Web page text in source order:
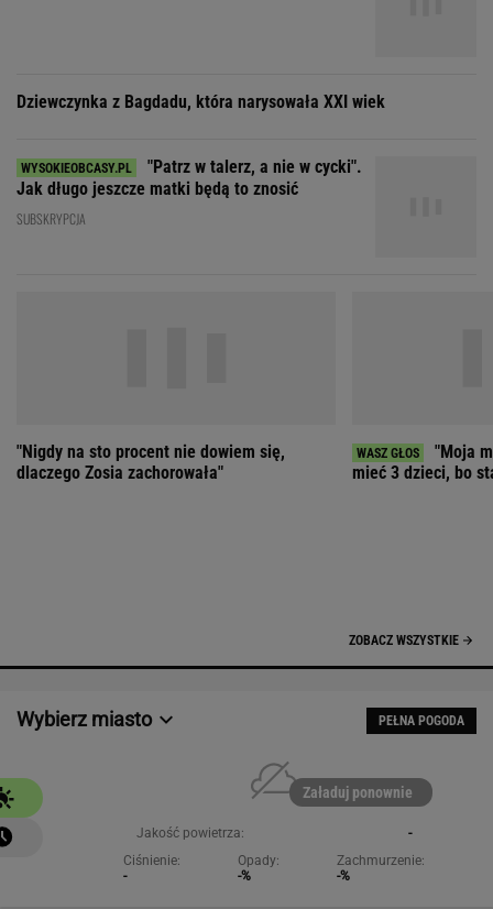
Dziewczynka z Bagdadu, która narysowała XXI wiek
"Patrz w talerz, a nie w cycki".
Jak długo jeszcze matki będą to znosić
SUBSKRYPCJA
"Nigdy na sto procent nie dowiem się,
dlaczego Zosia zachorowała"
"Moja
mieć 3 dzieci, bo
ZOBACZ WSZYSTKIE
Wybierz miasto PEŁNA POGODA
Załaduj ponownie
Jakość powietrza:
-
Ciśnienie:
-
Opady:
-%
Zachmurzenie:
-%